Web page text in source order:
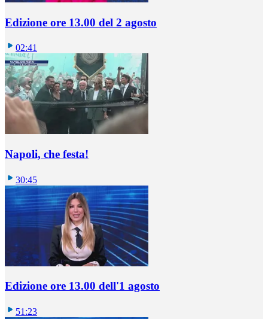
Edizione ore 13.00 del 2 agosto
02:41
Napoli, che festa!
30:45
Edizione ore 13.00 dell'1 agosto
51:23